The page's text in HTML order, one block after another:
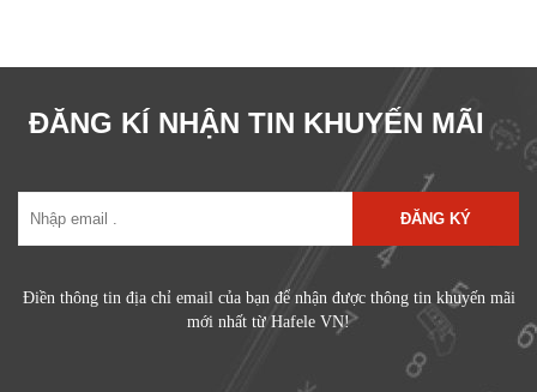
ĐĂNG KÍ NHẬN TIN KHUYẾN MÃI
ĐĂNG KÝ
Điền thông tin địa chỉ email của bạn để nhận được thông tin khuyến mãi
mới nhất từ Hafele VN!